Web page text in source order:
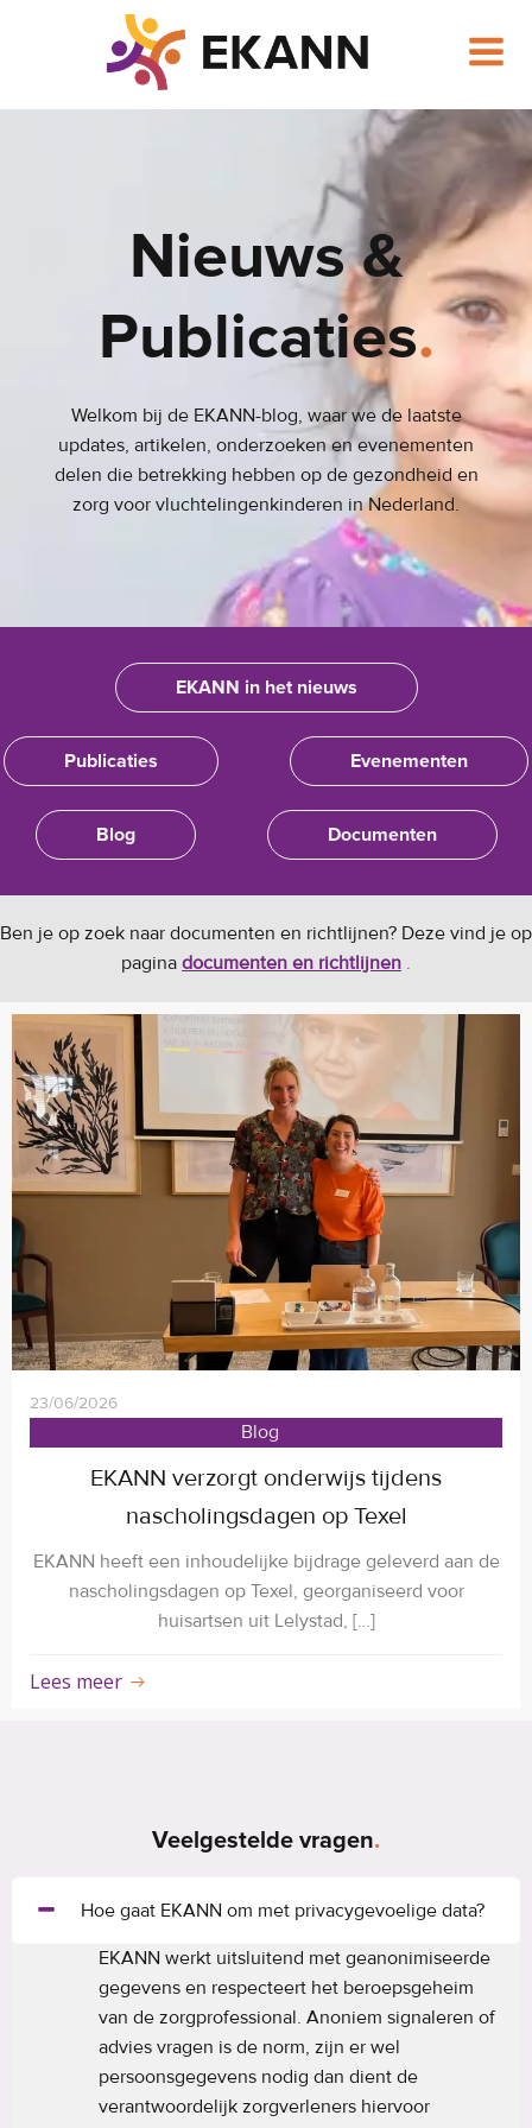
naar
de
Nieuws &
Publicaties.
Welkom bij de EKANN-blog, waar we de laatste
updates, artikelen, onderzoeken en evenementen
delen die betrekking hebben op de gezondheid en
zorg voor vluchtelingenkinderen in Nederland.
EKANN in het nieuws
Publicaties Evenementen
Blog Documenten
Ben je op zoek naar documenten en richtlijnen? Deze vind je op
pagina documenten en richtlijnen .
23/06/2026
Blog
EKANN verzorgt onderwijs tijdens
nascholingsdagen op Texel
EKANN heeft een inhoudelijke bijdrage geleverd aan de
nascholingsdagen op Texel, georganiseerd voor
huisartsen uit Lelystad, […]
Lees meer
Veelgestelde vragen.
Hoe gaat EKANN om met privacygevoelige data?
EKANN werkt uitsluitend met geanonimiseerde
gegevens en respecteert het beroepsgeheim
van de zorgprofessional. Anoniem signaleren of
advies vragen is de norm, zijn er wel
persoonsgegevens nodig dan dient de
verantwoordelijk zorgverleners hiervoor